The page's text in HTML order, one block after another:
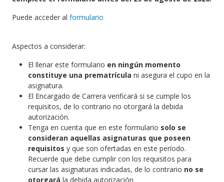
Puede acceder al formulario
Aspectos a considerar:
El llenar este formulario en ningún momento
constituye una prematrícula ni asegura el cupo en la
asignatura.
El Encargado de Carrera verificará si se cumple los
requisitos, de lo contrario no otorgará la debida
autorización.
Tenga en cuenta que en este formulario solo se
consideran aquellas asignaturas que poseen
requisitos y que son ofertadas en este período.
Recuerde que debe cumplir con los requisitos para
cursar las asignaturas indicadas, de lo contrario no se
otorgará la debida autorización